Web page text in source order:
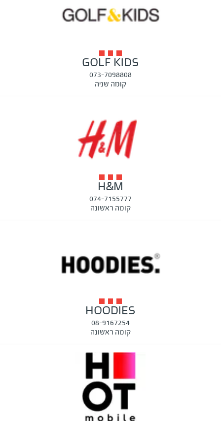
GOLF KIDS
073-7098808
קומה שניה
H&M
074-7155777
קומה ראשונה
HOODIES
08-9167254
קומה ראשונה